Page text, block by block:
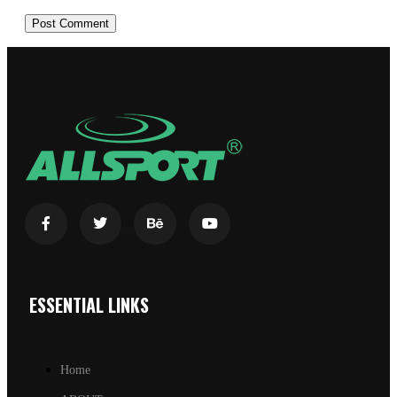
ESSENTIAL LINKS
Home